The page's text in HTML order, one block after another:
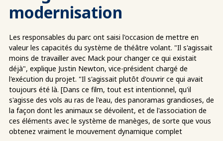
modernisation
Les responsables du parc ont saisi l'occasion de mettre en
valeur les capacités du système de théâtre volant. "Il s'agissait
moins de travailler avec Mack pour changer ce qui existait
déjà", explique Justin Newton, vice-président chargé de
l'exécution du projet. "Il s'agissait plutôt d'ouvrir ce qui avait
toujours été là. [Dans ce film, tout est intentionnel, qu'il
s'agisse des vols au ras de l'eau, des panoramas grandioses, de
la façon dont les animaux se dévoilent, et de l'association de
ces éléments avec le système de manèges, de sorte que vous
obtenez vraiment le mouvement dynamique complet